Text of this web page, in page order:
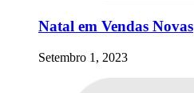
Natal em Vendas Novas
Setembro 1, 2023